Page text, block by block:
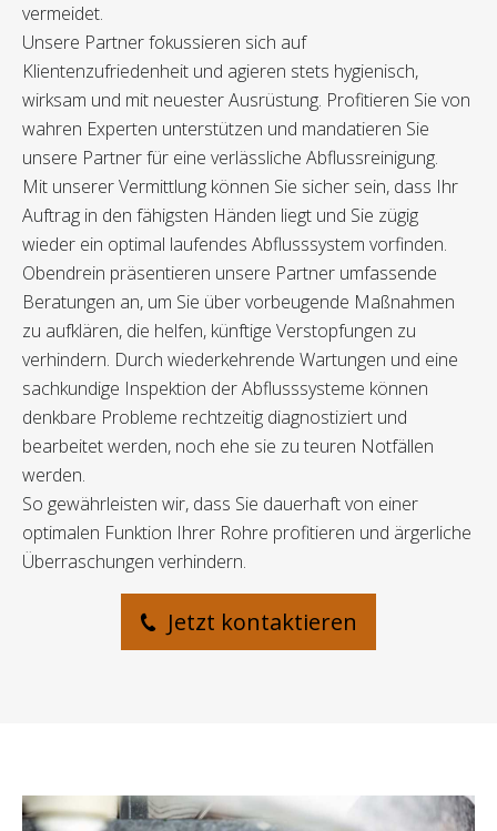
vermeidet.
Unsere Partner fokussieren sich auf
Klientenzufriedenheit und agieren stets hygienisch,
wirksam und mit neuester Ausrüstung. Profitieren Sie von
wahren Experten unterstützen und mandatieren Sie
unsere Partner für eine verlässliche Abflussreinigung.
Mit unserer Vermittlung können Sie sicher sein, dass Ihr
Auftrag in den fähigsten Händen liegt und Sie zügig
wieder ein optimal laufendes Abflusssystem vorfinden.
Obendrein präsentieren unsere Partner umfassende
Beratungen an, um Sie über vorbeugende Maßnahmen
zu aufklären, die helfen, künftige Verstopfungen zu
verhindern. Durch wiederkehrende Wartungen und eine
sachkundige Inspektion der Abflusssysteme können
denkbare Probleme rechtzeitig diagnostiziert und
bearbeitet werden, noch ehe sie zu teuren Notfällen
werden.
So gewährleisten wir, dass Sie dauerhaft von einer
optimalen Funktion Ihrer Rohre profitieren und ärgerliche
Überraschungen verhindern.
Jetzt kontaktieren